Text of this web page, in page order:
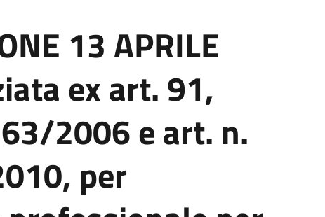
13 APRILE
ex art. 91,
2006 e art. n.
per